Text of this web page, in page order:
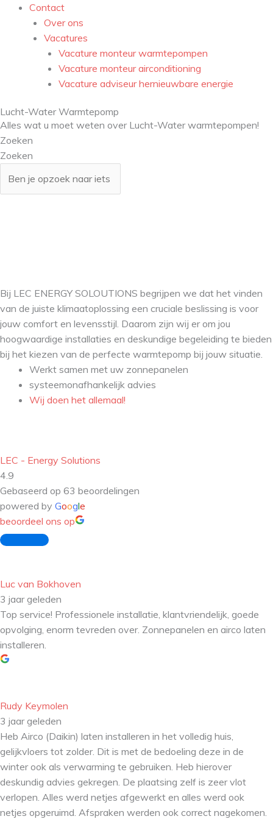
Contact
Over ons
Vacatures
Vacature monteur warmtepompen
Vacature monteur airconditioning
Vacature adviseur hernieuwbare energie
Lucht-Water Warmtepomp
Alles wat u moet weten over Lucht-Water warmtepompen!
Zoeken
Zoeken
Bij LEC ENERGY SOLOUTIONS begrijpen we dat het vinden
van de juiste klimaatoplossing een cruciale beslissing is voor
jouw comfort en levensstijl. Daarom zijn wij er om jou
hoogwaardige installaties en deskundige begeleiding te bieden
bij het kiezen van de perfecte warmtepomp bij jouw situatie.
Werkt samen met uw zonnepanelen
systeemonafhankelijk advies
Wij doen het allemaal!
LEC - Energy Solutions
4.9
Gebaseerd op 63 beoordelingen
powered by Google
beoordeel ons op
Luc van Bokhoven
3 jaar geleden
Top service! Professionele installatie, klantvriendelijk, goede
opvolging, enorm tevreden over. Zonnepanelen en airco laten
installeren.
Rudy Keymolen
3 jaar geleden
Heb Airco (Daikin) laten installeren in het volledig huis,
gelijkvloers tot zolder. Dit is met de bedoeling deze in de
winter ook als verwarming te gebruiken. Heb hierover
deskundig advies gekregen. De plaatsing zelf is zeer vlot
verlopen. Alles werd netjes afgewerkt en alles werd ook
netjes opgeruimd. Afspraken werden ook correct nagekomen.